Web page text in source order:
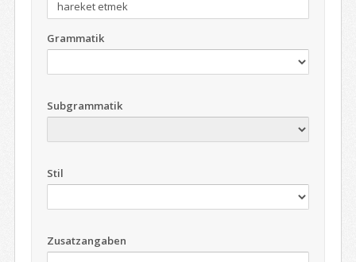
Grammatik
Subgrammatik
Stil
Zusatzangaben